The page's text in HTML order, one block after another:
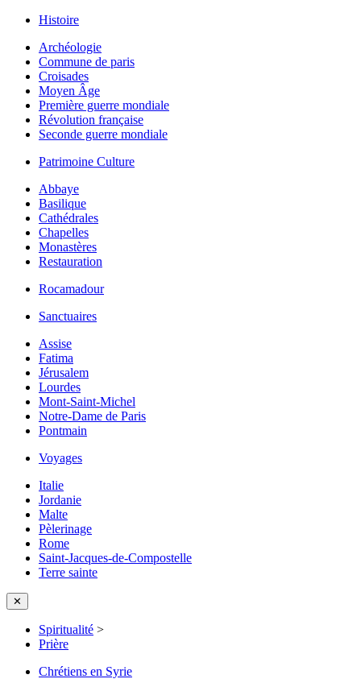
Histoire
Archéologie
Commune de paris
Croisades
Moyen Âge
Première guerre mondiale
Révolution française
Seconde guerre mondiale
Patrimoine Culture
Abbaye
Basilique
Cathédrales
Chapelles
Monastères
Restauration
Rocamadour
Sanctuaires
Assise
Fatima
Jérusalem
Lourdes
Mont-Saint-Michel
Notre-Dame de Paris
Pontmain
Voyages
Italie
Jordanie
Malte
Pèlerinage
Rome
Saint-Jacques-de-Compostelle
Terre sainte
✕
Spiritualité >
Prière
Chrétiens en Syrie